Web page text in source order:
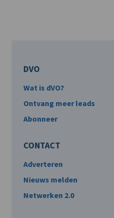
DVO
Wat is dVO?
Ontvang meer leads
Abonneer
CONTACT
Adverteren
Nieuws melden
Netwerken 2.0